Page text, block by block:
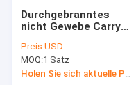
Durchgebranntes
nicht Gewebe Carry
SMMS Schmelze, das
Maschinen-Hersteller
macht
Preis:USD
MOQ:1 Satz